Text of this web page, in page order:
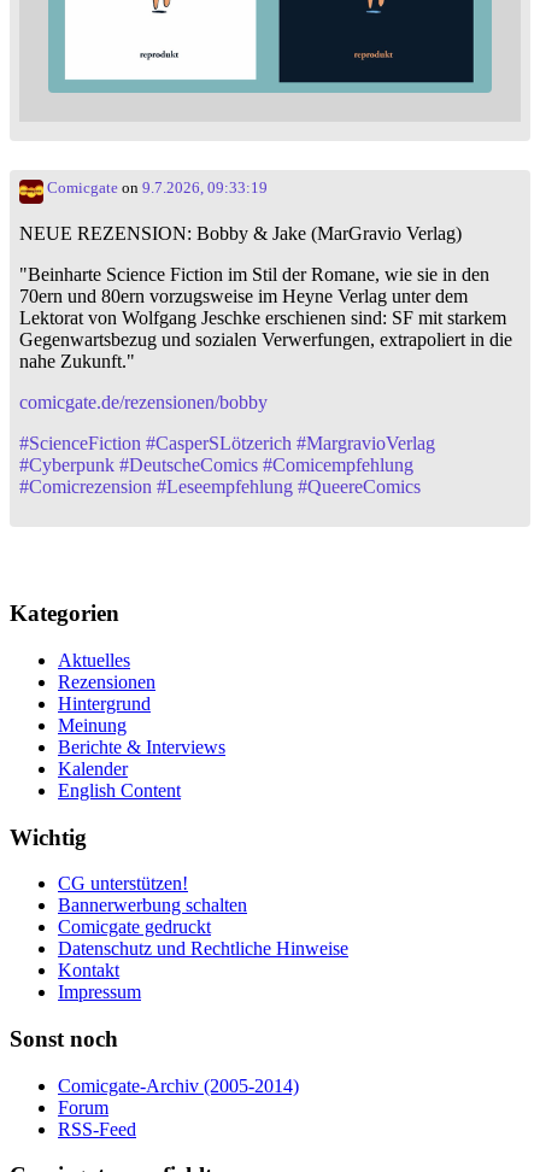
Comicgate on 9.7.2026, 09:33:19
NEUE REZENSION: Bobby & Jake (MarGravio Verlag)
"Beinharte Science Fiction im Stil der Romane, wie sie in den
70ern und 80ern vorzugsweise im Heyne Verlag unter dem
Lektorat von Wolfgang Jeschke erschienen sind: SF mit starkem
Gegenwartsbezug und sozialen Verwerfungen, extrapoliert in die
nahe Zukunft."
comicgate.de/rezensionen/bobby
#ScienceFiction #CasperSLötzerich #MargravioVerlag
#Cyberpunk #DeutscheComics #Comicempfehlung
#Comicrezension #Leseempfehlung #QueereComics
Kategorien
Aktuelles
Rezensionen
Hintergrund
Meinung
Berichte & Interviews
Kalender
English Content
Wichtig
CG unterstützen!
Bannerwerbung schalten
Comicgate gedruckt
Datenschutz und Rechtliche Hinweise
Kontakt
Impressum
Sonst noch
Comicgate-Archiv (2005-2014)
Forum
RSS-Feed